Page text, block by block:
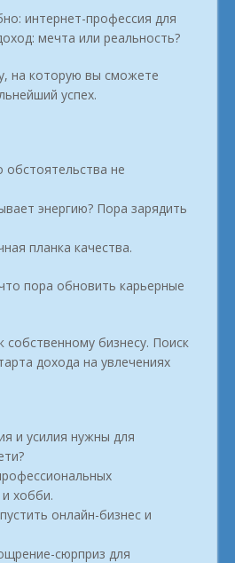
интернет-профессия для
мечта или реальность?
на которую вы сможете
успех.
обстоятельства не
энергию? Пора зарядить
планка качества.
пора обновить карьерные
собственному бизнесу. Поиск
дохода на увлечениях
и усилия нужны для
хобби.
онлайн-бизнес и
сюрприз для